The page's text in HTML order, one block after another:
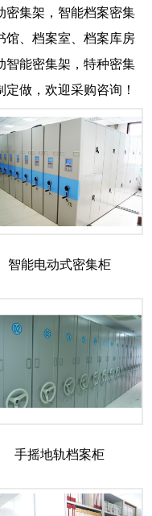
密集架，智能档案密集
馆、档案室、档案库房
智能密集架，特种密集
做，欢迎采购咨询！
智能电动式密集柜
手摇地轨档案柜